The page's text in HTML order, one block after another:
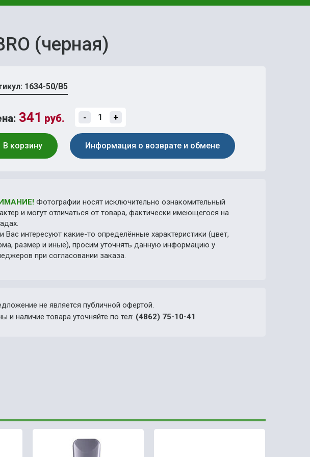
(черная)
1634-50/В5
341 руб. - +
В корзину Информация о возврате и обмене
Фотографии носят исключительно ознакомительный
и могут отличаться от товара, фактически имеющегося на
Вас интересуют какие-то определённые характеристики (цвет,
размер и иные), просим уточнять данную информацию у
при согласовании заказа.
не является публичной офертой.
и наличие товара уточняйте по тел: (4862) 75-10-41